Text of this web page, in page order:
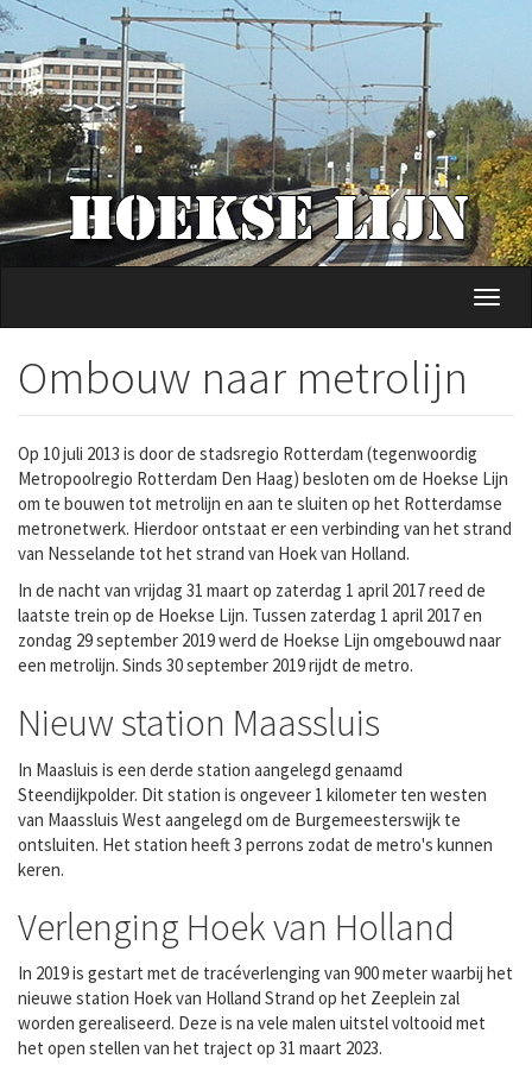
Overslaan
en
naar
de
inhoud
gaan
Ombouw naar metrolijn
Op 10 juli 2013 is door de stadsregio Rotterdam (tegenwoordig
Metropoolregio Rotterdam Den Haag) besloten om de Hoekse Lijn
om te bouwen tot metrolijn en aan te sluiten op het Rotterdamse
metronetwerk. Hierdoor ontstaat er een verbinding van het strand
van Nesselande tot het strand van Hoek van Holland.
In de nacht van vrijdag 31 maart op zaterdag 1 april 2017 reed de
laatste trein op de Hoekse Lijn. Tussen zaterdag 1 april 2017 en
zondag 29 september 2019 werd de Hoekse Lijn omgebouwd naar
een metrolijn. Sinds 30 september 2019 rijdt de metro.
Nieuw station Maassluis
In Maasluis is een derde station aangelegd genaamd
Steendijkpolder. Dit station is ongeveer 1 kilometer ten westen
van Maassluis West aangelegd om de Burgemeesterswijk te
ontsluiten. Het station heeft 3 perrons zodat de metro's kunnen
keren.
Verlenging Hoek van Holland
In 2019 is gestart met de tracéverlenging van 900 meter waarbij het
nieuwe station Hoek van Holland Strand op het Zeeplein zal
worden gerealiseerd. Deze is na vele malen uitstel voltooid met
het open stellen van het traject op 31 maart 2023.